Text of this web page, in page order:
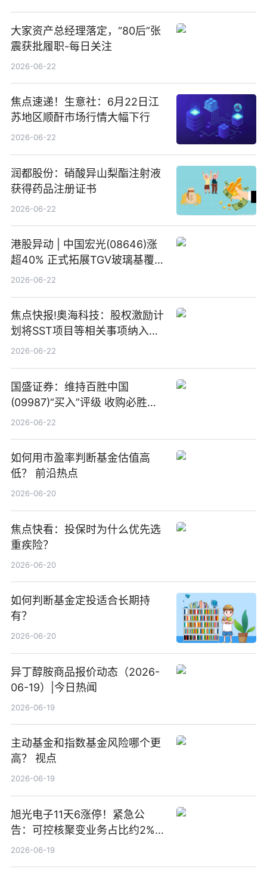
大家资产总经理落定，“80后”张
震获批履职-每日关注
2026-06-22
焦点速递！生意社：6月22日江
苏地区顺酐市场行情大幅下行
2026-06-22
润都股份：硝酸异山梨酯注射液
获得药品注册证书
2026-06-22
港股异动 | 中国宏光(08646)涨
超40% 正式拓展TGV玻璃基覆铜
板新材料业务
2026-06-22
焦点快报!奥海科技：股权激励计
划将SST项目等相关事项纳入专
项业务发展考核指标
2026-06-22
国盛证券：维持百胜中国
(09987)“买入”评级 收购必胜客
中国增厚利润加速成长 信息
2026-06-22
如何用市盈率判断基金估值高
低？ 前沿热点
2026-06-20
焦点快看：投保时为什么优先选
重疾险？
2026-06-20
如何判断基金定投适合长期持
有？
2026-06-20
异丁醇胺商品报价动态（2026-
06-19）|今日热闻
2026-06-19
主动基金和指数基金风险哪个更
高？ 视点
2026-06-19
旭光电子11天6涨停！紧急公
告：可控核聚变业务占比约2%！
前沿热点
2026-06-19